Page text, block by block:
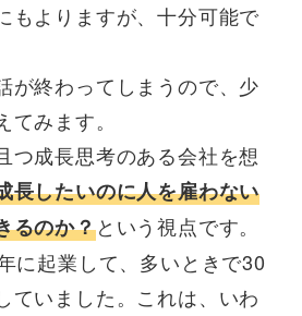
もよりますが、十分可能で
が終わってしまうので、少
みます。
つ成長思考のある会社を想
長したいのに人を雇わない
るのか？という視点です。
に起業して、多いときで30
ていました。これは、いわ